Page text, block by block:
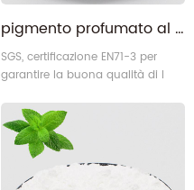
pigmento profumato al limone
SGS, certificazione EN71-3 per
garantire la buona qualità di l
fragrante .